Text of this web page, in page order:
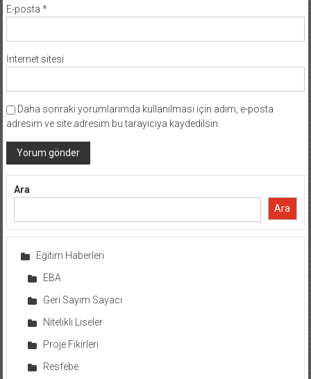
E-posta *
İnternet sitesi
Daha sonraki yorumlarımda kullanılması için adım, e-posta
adresim ve site adresim bu tarayıcıya kaydedilsin.
Ara
Ara
Eğitim Haberleri
EBA
Geri Sayım Sayacı
Nitelikli Liseler
Proje Fikirleri
Resfebe